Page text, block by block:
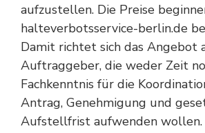
aufzustellen. Die Preise
halteverbotsservice-berlin.de
Damit richtet sich das Angebot
Auftraggeber, die weder Zeit
Fachkenntnis für die
Antrag, Genehmigung und
Aufstellfrist aufwenden wollen.